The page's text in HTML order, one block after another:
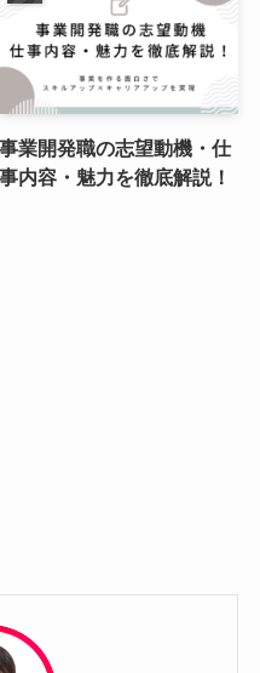
事業開発職の志望動機・仕
事内容・魅力を徹底解説！